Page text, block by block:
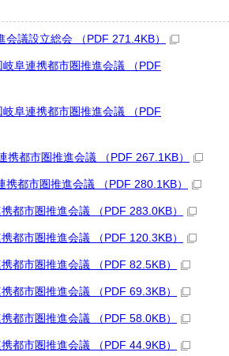
会議設立総会 （PDF 271.4KB）
阜連携都市圏推進会議 （PDF
阜連携都市圏推進会議 （PDF
都市圏推進会議 （PDF 267.1KB）
都市圏推進会議 （PDF 280.1KB）
都市圏推進会議 （PDF 283.0KB）
都市圏推進会議 （PDF 120.3KB）
都市圏推進会議 （PDF 82.5KB）
都市圏推進会議 （PDF 69.3KB）
都市圏推進会議 （PDF 58.0KB）
都市圏推進会議 （PDF 44.9KB）